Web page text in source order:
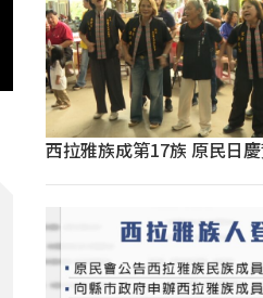
西拉雅族成第17族 原民日